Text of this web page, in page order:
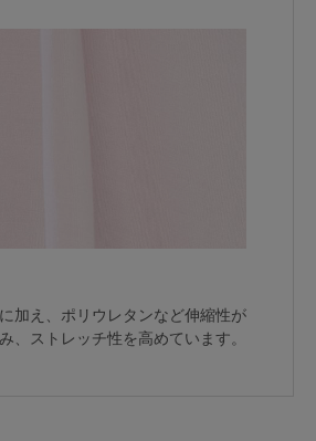
加え、ポリウレタンなど伸縮性が
、ストレッチ性を高めています。